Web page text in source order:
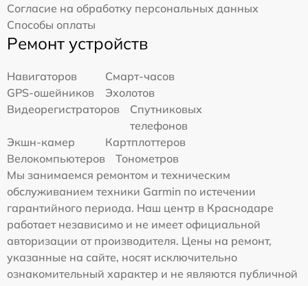
Согласие на обработку персональных данных
Способы оплаты
Ремонт устройств
Навигаторов
Смарт-часов
GPS-ошейников
Эхолотов
Видеорегистраторов
Спутниковых
телефонов
Экшн-камер
Картплоттеров
Велокомпьютеров
Тонометров
Мы занимаемся ремонтом и техническим
обслуживанием техники Garmin по истечении
гарантийного периода. Наш центр в Краснодаре
работает независимо и не имеет официальной
авторизации от производителя. Цены на ремонт,
указанные на сайте, носят исключительно
ознакомительный характер и не являются публичной